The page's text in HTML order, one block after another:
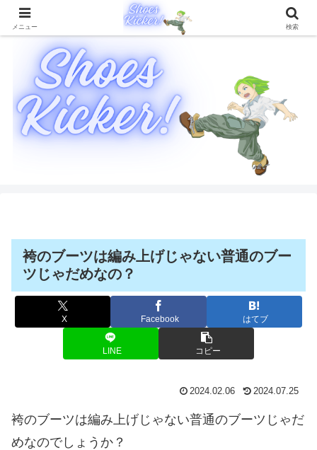
靴に関することを徹底的に解説したブログメディア
袴のブーツは編み上げじゃない普通のブー
ツじゃだめなの？
X Facebook はてブ
LINE コピー
2024.02.06 2024.07.25
袴のブーツは編み上げじゃない普通のブーツじゃだ
めなのでしょうか？
メニュー 検索